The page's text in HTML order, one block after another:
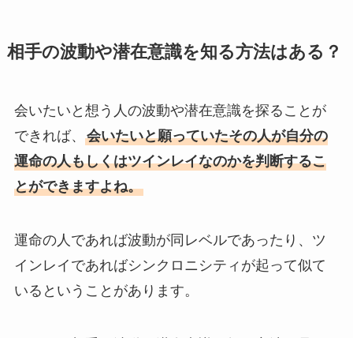
相手の波動や潜在意識を知る方法はある？
会いたいと想う人の波動や潜在意識を探ることが
できれば、 会いたいと願っていたその人が自分の
運命の人もしくはツインレイなのかを判断するこ
とができますよね。
運命の人であれば波動が同レベルであったり、ツ
インレイであればシンクロニシティが起って似て
いるということがあります。